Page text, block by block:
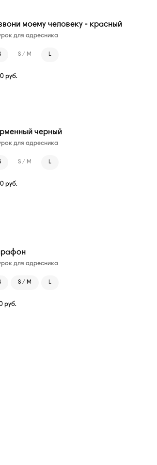
моему человеку - красный
для адресника
S / M L
руб.
черный
для адресника
S / M L
руб.
для адресника
S / M L
руб.